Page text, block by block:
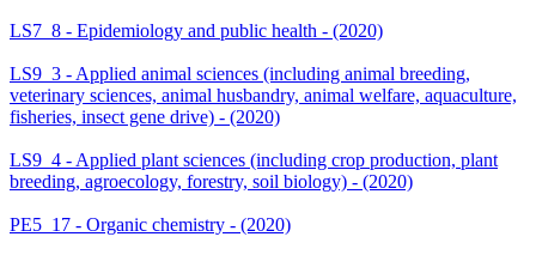
LS7_8 - Epidemiology and public health - (2020)
LS9_3 - Applied animal sciences (including animal breeding,
veterinary sciences, animal husbandry, animal welfare, aquaculture,
fisheries, insect gene drive) - (2020)
LS9_4 - Applied plant sciences (including crop production, plant
breeding, agroecology, forestry, soil biology) - (2020)
PE5_17 - Organic chemistry - (2020)